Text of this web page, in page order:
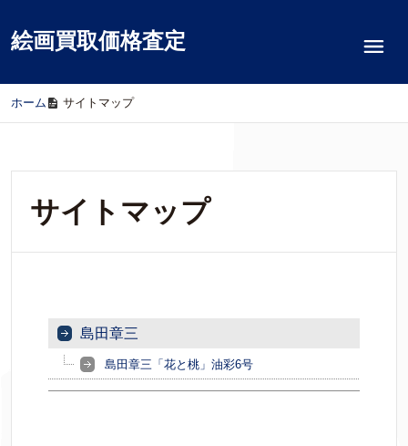
絵画買取価格査定
ホーム / サイトマップ
サイトマップ
島田章三
島田章三「花と桃」油彩6号